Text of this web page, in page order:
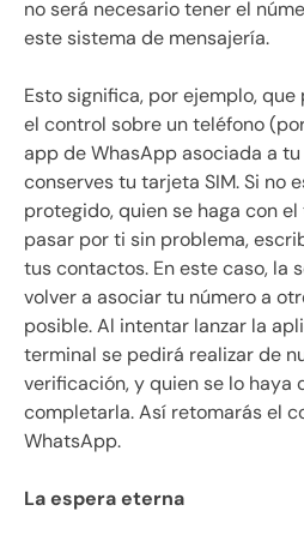
no será necesario tener el
este sistema de mensajería.
Esto significa, por ejemplo,
el control sobre un teléfono
app de WhasApp asociada a
conserves tu tarjeta SIM. Si no
protegido, quien se haga con
pasar por ti sin problema,
tus contactos. En este caso, la
volver a asociar tu número a
posible. Al intentar lanzar la
terminal se pedirá realizar de
verificación, y quien se lo haya
completarla. Así retomarás el
WhatsApp.
La espera eterna